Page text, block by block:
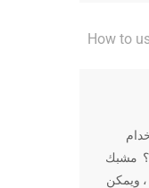
الحاسب الآلي لصنع مشابك الورق؟ مشبك
، ويمكن